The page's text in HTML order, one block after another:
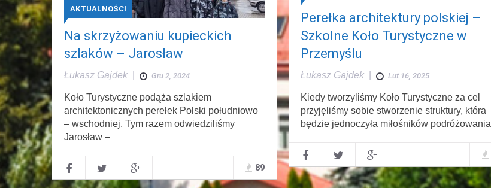
Perełka architektury polskiej –
Szkolne Koło Turystyczne w
Przemyślu
Łukasz Gajdek Lut 16, 2025
Kiedy tworzyliśmy Koło Turystyczne za cel
przyjęliśmy sobie stworzenie struktury, która
będzie jednoczyła miłośników podróżowania
AKTUALNOŚCI
Na skrzyżowaniu kupieckich
szlaków – Jarosław
Łukasz Gajdek Gru 2, 2024
Koło Turystyczne podąża szlakiem
architektonicznych perełek Polski południowo
– wschodniej. Tym razem odwiedziliśmy
Jarosław –
89